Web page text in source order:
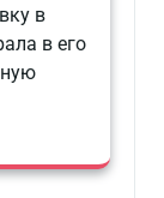
в
в его